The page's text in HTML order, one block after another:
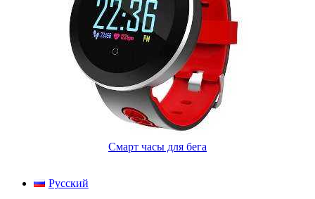
Смарт часы для бега
Русский